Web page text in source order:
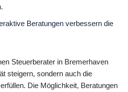
Beratungen verbessern die
Steuerberater in Bremerhaven
steigern, sondern auch die
Die Möglichkeit, Beratungen